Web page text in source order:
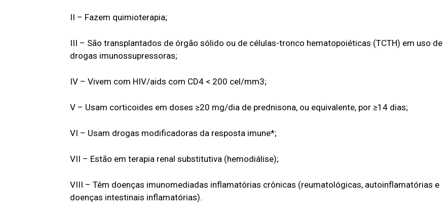
II – Fazem quimioterapia;
III – São transplantados de órgão sólido ou de células-tronco hematopoiéticas (TCTH) em uso de
drogas imunossupressoras;
IV – Vivem com HIV/aids com CD4 < 200 cel/mm3;
V – Usam corticoides em doses ≥20 mg/dia de prednisona, ou equivalente, por ≥14 dias;
VI – Usam drogas modificadoras da resposta imune*;
VII – Estão em terapia renal substitutiva (hemodiálise);
VIII – Têm doenças imunomediadas inflamatórias crônicas (reumatológicas, autoinflamatórias e
doenças intestinais inflamatórias).